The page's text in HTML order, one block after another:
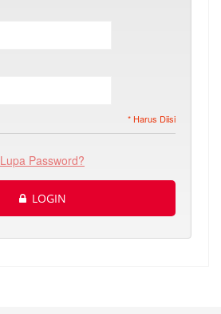
* Harus Diisi
Lupa Password?
LOGIN